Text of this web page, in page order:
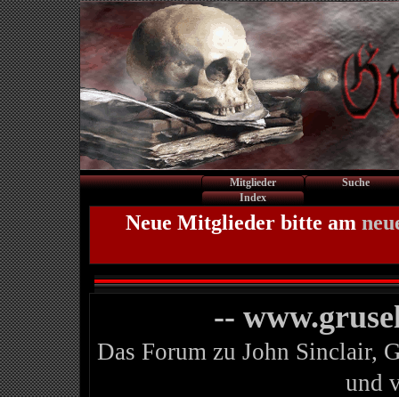
Mitglieder
Suche
Index
Neue Mitglieder bitte am
--
Das Forum zu John Sinclair,
und